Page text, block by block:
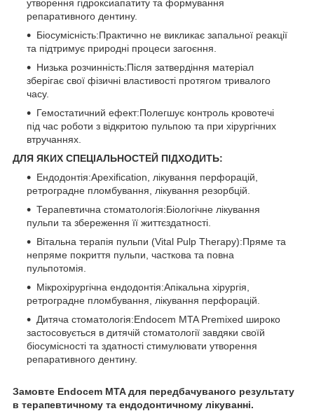
утворення гідроксиапатиту та формування
репаративного дентину.
Біосумісність:Практично не викликає запальної реакції
та підтримує природні процеси загоєння.
Низька розчинність:Після затвердіння матеріал
зберігає свої фізичні властивості протягом тривалого
часу.
Гемостатичний ефект:Полегшує контроль кровотечі
під час роботи з відкритою пульпою та при хірургічних
втручаннях.
ДЛЯ ЯКИХ СПЕЦІАЛЬНОСТЕЙ ПІДХОДИТЬ:
Ендодонтія:Apexification, лікування перфорацій,
ретроградне пломбування, лікування резорбцій.
Терапевтична стоматологія:Біологічне лікування
пульпи та збереження її життєздатності.
Вітальна терапія пульпи (Vital Pulp Therapy):Пряме та
непряме покриття пульпи, часткова та повна
пульпотомія.
Мікрохірургічна ендодонтія:Апікальна хірургія,
ретроградне пломбування, лікування перфорацій.
Дитяча стоматологія:Endocem MTA Premixed широко
застосовується в дитячій стоматології завдяки своїй
біосумісності та здатності стимулювати утворення
репаративного дентину.
Замовте Endocem MTA для передбачуваного результату
в терапевтичному та ендодонтичному лікуванні.